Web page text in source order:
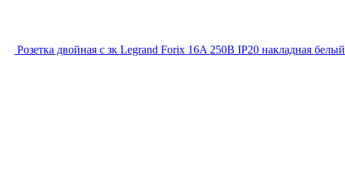
Розетка двойная с зк Legrand Forix 16A 250В IP20 накладная белый